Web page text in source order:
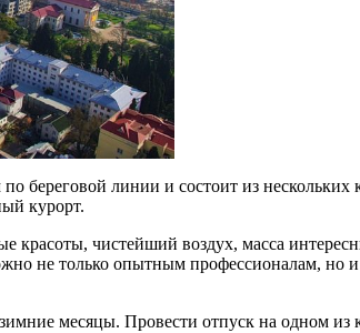
береговой линии и состоит из
курорт.
красоты, чистейший воздух, масса
не только опытным профессионалам, но
месяцы. Провести отпуск на одном из